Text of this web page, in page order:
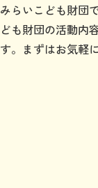
みらいこども財団
ども財団の活動内
す。まずはお気軽